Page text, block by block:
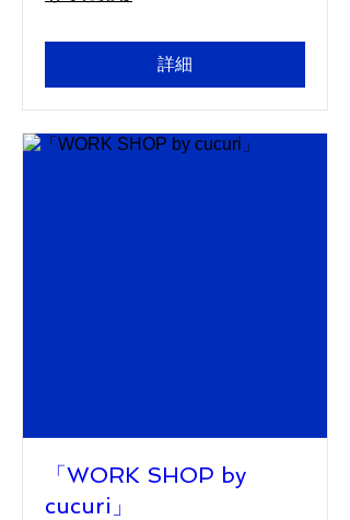
詳細
「WORK SHOP by
cucuri」